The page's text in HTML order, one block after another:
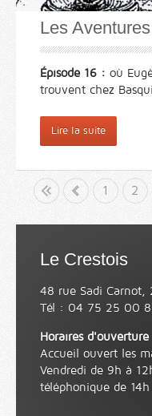
Les
Épisode 16 : où
trouvent chez
Lire la suite
« 1 2
Le Crestois
48 rue Sadi Carnot,
Tél : 04 75 25 00
Horaires d'ouverture
Accueil ouvert les
Vendredi de 9h à
téléphonique de